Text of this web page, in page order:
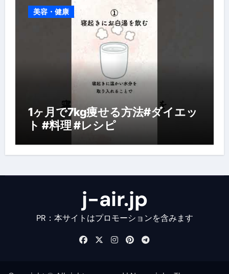
美容・健康
1ヶ月で7kg痩せる方法#ダイエッ
ト #料理 #レシピ
j-air.jp
PR：本サイトはプロモーションを含みます